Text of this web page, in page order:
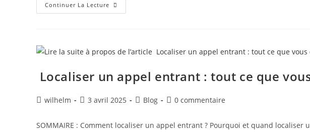
Continuer La Lecture
Localiser un appel entrant : tout ce que
wilhelm 3 avril 2025 Blog 0 commentaire
SOMMAIRE : Comment localiser un appel entrant ? Pourquoi et quand